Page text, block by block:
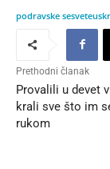
podravske sesvete
Prethodni članak
Provalili u devet
krali sve što im
rukom